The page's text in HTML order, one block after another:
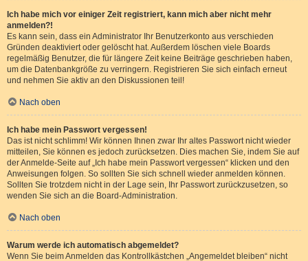
Ich habe mich vor einiger Zeit registriert, kann mich aber nicht mehr
anmelden?!
Es kann sein, dass ein Administrator Ihr Benutzerkonto aus verschieden
Gründen deaktiviert oder gelöscht hat. Außerdem löschen viele Boards
regelmäßig Benutzer, die für längere Zeit keine Beiträge geschrieben haben,
um die Datenbankgröße zu verringern. Registrieren Sie sich einfach erneut
und nehmen Sie aktiv an den Diskussionen teil!
Nach oben
Ich habe mein Passwort vergessen!
Das ist nicht schlimm! Wir können Ihnen zwar Ihr altes Passwort nicht wieder
mitteilen, Sie können es jedoch zurücksetzen. Dies machen Sie, indem Sie auf
der Anmelde-Seite auf „Ich habe mein Passwort vergessen“ klicken und den
Anweisungen folgen. So sollten Sie sich schnell wieder anmelden können.
Sollten Sie trotzdem nicht in der Lage sein, Ihr Passwort zurückzusetzen, so
wenden Sie sich an die Board-Administration.
Nach oben
Warum werde ich automatisch abgemeldet?
Wenn Sie beim Anmelden das Kontrollkästchen „Angemeldet bleiben“ nicht